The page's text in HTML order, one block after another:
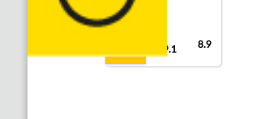
9.1 8.9